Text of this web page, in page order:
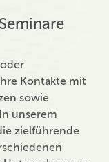
Kontakte mit
sowie
unserem
zielführende